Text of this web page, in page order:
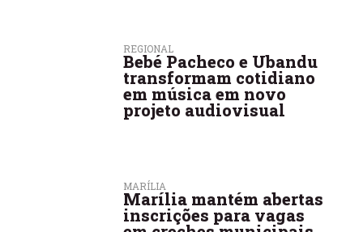
REGIONAL
Bebé Pacheco e Ubandu
transformam cotidiano
em música em novo
projeto audiovisual
MARÍLIA
Marília mantém abertas
inscrições para vagas